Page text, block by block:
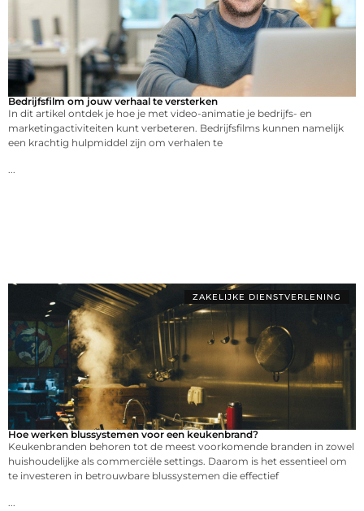
Bedrijfsfilm om jouw verhaal te versterken
In dit artikel ontdek je hoe je met video-animatie je bedrijfs- en
marketingactiviteiten kunt verbeteren. Bedrijfsfilms kunnen namelijk
een krachtig hulpmiddel zijn om verhalen te
ZAKELIJKE DIENSTVERLENING
Hoe werken blussystemen voor een keukenbrand?
Keukenbranden behoren tot de meest voorkomende branden in zowel
huishoudelijke als commerciële settings. Daarom is het essentieel om
te investeren in betrouwbare blussystemen die effectief